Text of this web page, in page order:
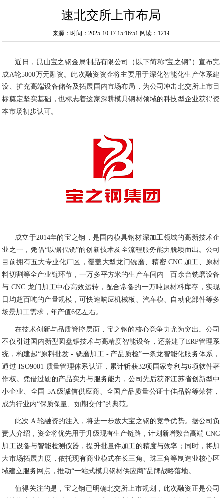
速北交所上市布局
来源：时间：2025-10-17 15:16:51 阅读：1219
近日，昆山宝之钢金属制品有限公司（以下简称“宝之钢”）宣布完
成A轮5000万元融资。此次融资资金将主要用于深化智能化生产体系建
设、扩充高端设备储备及拓展国内市场布局，为公司冲击北交所上市目
标奠定坚实基础，也标志着这家深耕模具钢材领域的科技型企业获得资
本市场初步认可。
成立于2014年的宝之钢，是国内模具钢材深加工领域的高新技术企
业之一，凭借“以锯代铣”的创新技术及全流程服务能力脱颖而出。公司
目前拥有五大专业化厂区，覆盖大型龙门铣磨、精密 CNC 加工、原材
料切割等全产业链环节，一万多平方米的生产车间内，百余台铣磨设备
与 CNC 龙门加工中心高效运转，配合常备的一万吨原材料库存，实现
日均超百吨的产量规模，可快速响应机械板、汽车模、自动化部件等多
场景加工需求，年产值6亿左右。
在技术创新与品质管控层面，宝之钢的核心竞争力尤为突出。公司
不仅引进国内新型圆盘锯技术与高精度智能设备，还搭建了ERP管理系
统，构建起“原料批发 - 铣磨加工 - 产品质检”一条龙智能化服务体系，
通过 ISO9001 质量管理体系认证，累计斩获32项国家专利与6项软件著
作权。凭借过硬的产品实力与服务能力，公司先后获评江苏省创新型中
小企业、全国 5A 级诚信供应商、全国产品质量公证十佳品牌等荣誉，
成为行业内“保质保量、如期交付”的典范。
此次 A 轮融资的注入，将进一步放大宝之钢的竞争优势。据公司负
责人介绍，资金将优先用于升级现有生产链路，计划新增数台高端 CNC
加工设备与智能检测仪器，提升批量件加工的精度与效率；同时，将加
大市场拓展力度，依托现有商业模式在长三角、珠三角等制造业核心区
域建立服务网点，推动“一站式模具钢材供应商”品牌战略落地。
值得关注的是，宝之钢已明确北交所上市规划，此次融资正是公司